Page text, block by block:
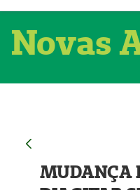
Novas
MUDANÇA